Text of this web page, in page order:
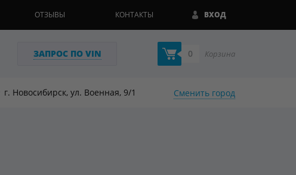
ВХОД
ОТЗЫВЫ КОНТАКТЫ
ЗАПРОС ПО VIN 0 Корзина
г. Новосибирск, ул. Военная, 9/1 Сменить город